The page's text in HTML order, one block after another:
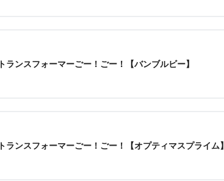
トランスフォーマーごー！ごー！【バンブルビー】
トランスフォーマーごー！ごー！【オプティマスプライム】